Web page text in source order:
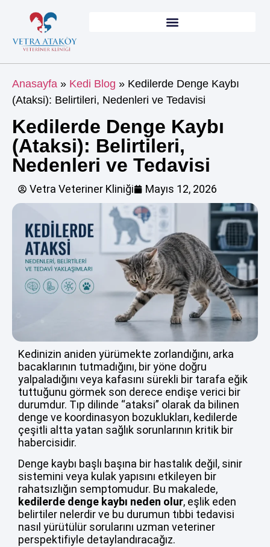
Anasayfa » Kedi Blog » Kedilerde Denge Kaybı
(Ataksi): Belirtileri, Nedenleri ve Tedavisi
Kedilerde Denge Kaybı
(Ataksi): Belirtileri,
Nedenleri ve Tedavisi
Vetra Veteriner Kliniği Mayıs 12, 2026
Kedinizin aniden yürümekte zorlandığını, arka
bacaklarının tutmadığını, bir yöne doğru
yalpaladığını veya kafasını sürekli bir tarafa eğik
tuttuğunu görmek son derece endişe verici bir
durumdur. Tıp dilinde “ataksi” olarak da bilinen
denge ve koordinasyon bozuklukları, kedilerde
çeşitli altta yatan sağlık sorunlarının kritik bir
habercisidir.
Denge kaybı başlı başına bir hastalık değil, sinir
sistemini veya kulak yapısını etkileyen bir
rahatsızlığın semptomudur. Bu makalede,
kedilerde denge kaybı neden olur, eşlik eden
belirtiler nelerdir ve bu durumun tıbbi tedavisi
nasıl yürütülür sorularını uzman veteriner
perspektifiyle detaylandıracağız.